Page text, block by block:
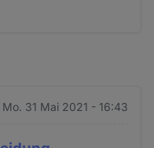
Mo. 31 Mai 2021 - 16:43